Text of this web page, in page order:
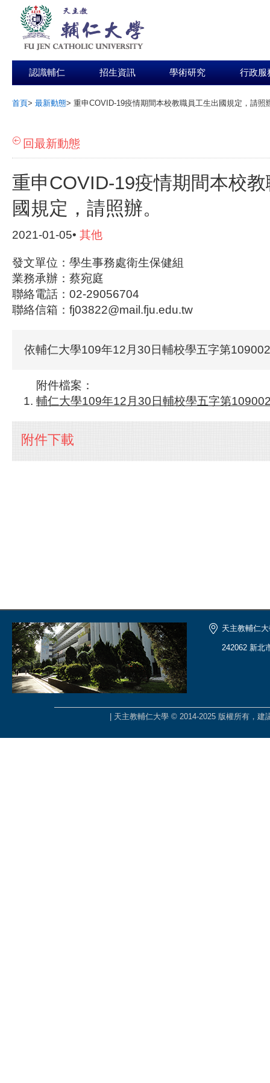
認識輔仁 招生資訊 學術研究 行政服
首頁> 最新動態> 重申COVID-19疫情期間本校教職員工生出國規定，請照
回最新動態
重申COVID-19疫情期間本校
國規定，請照辦。
2021-01-05• 其他
發文單位：學生事務處衛生保健組
業務承辦：蔡宛庭
聯絡電話：02-29056704
聯絡信箱：fj03822@mail.fju.edu.tw
依輔仁大學109年12月30日輔校學五字第
附件檔案：
輔仁大學109年12月30日輔校學五字第
附件下載
天主教輔仁
242062 新北
| 天主教輔仁大學 © 2014-2025 版權所有，